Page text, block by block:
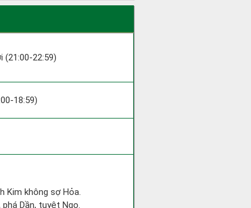
(21:00-22:59)
18:59)
Kim không sợ Hỏa.
Dần, tuyệt Ngọ.